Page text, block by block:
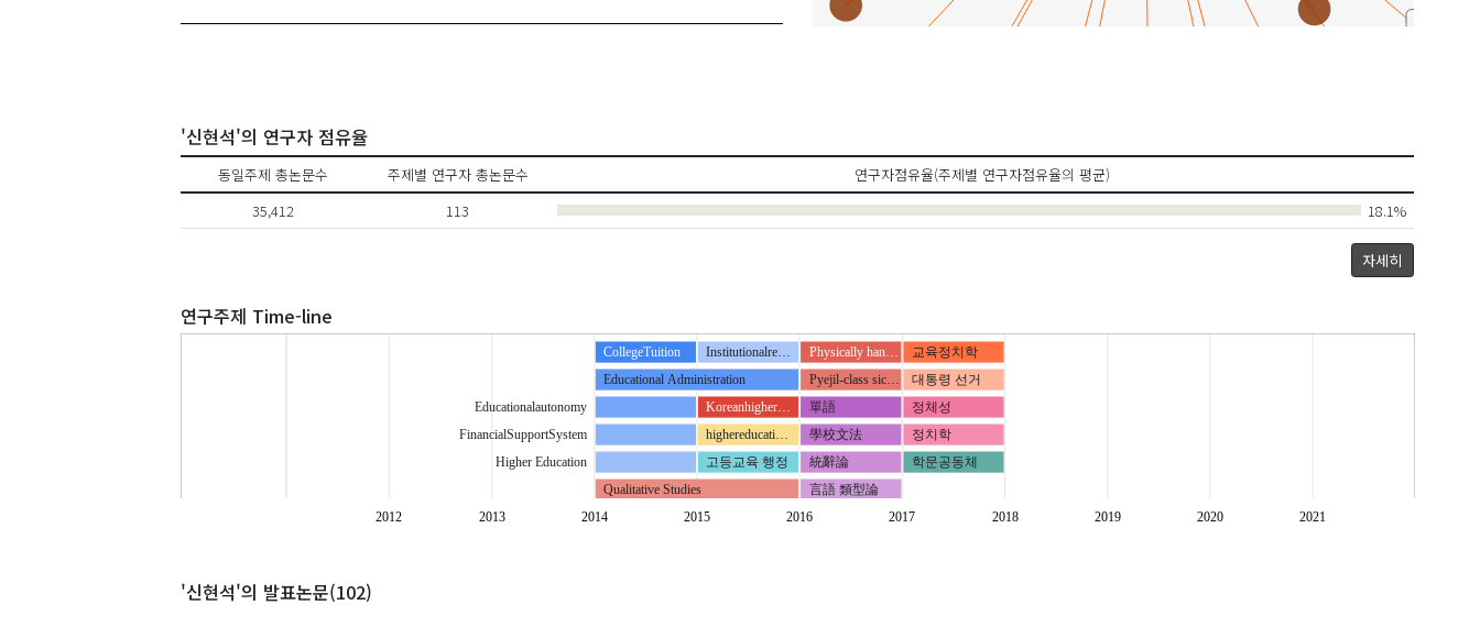
박천순 박균열
신현석
유사연구
'신현석'의 연구자 점유율
동일주제 총논문수 주제별 연구자 총논문수
연구자점유율(주제별 연구자점유율의 평균)
35,412
113 18.1%
자세히
연구주제 Time-line
2012 2013 2014 2015 2016 2017 2018 2019 2020 2021
CollegeTuition
Educational Administration
Educationalautonomy
FinancialSupportSystem
Higher Education
Institutionalre…
Koreanhigher…
Physically han…
Pyejil-class sic…
Qualitative Studies
Research Methods
highereducati…
單語
學校文法
統辭論
言語 類型論
語尾
고등교육 행정
교육정치학
대통령 선거
대학기관연구
정체성
정치학
학문공동체
'신현석'의 발표논문(102)